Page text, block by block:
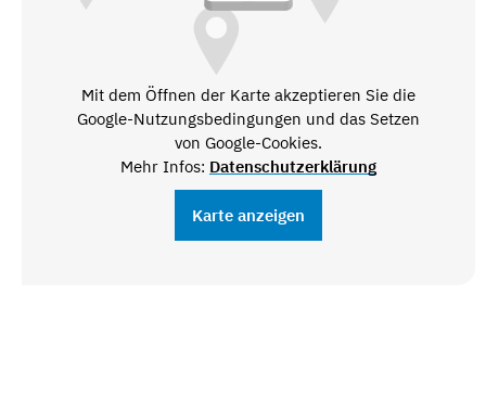
Mit dem Öffnen der Karte akzeptieren Sie die
Google-Nutzungsbedingungen und das Setzen
von Google-Cookies.
Mehr Infos: Datenschutzerklärung
Karte anzeigen